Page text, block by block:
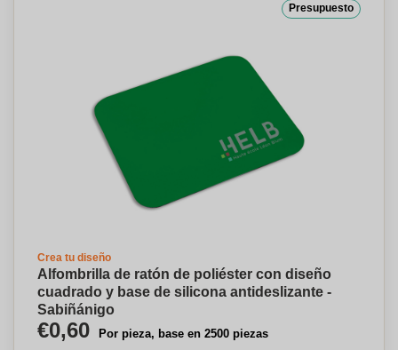
Presupuesto
Crea tu diseño
Alfombrilla de ratón de poliéster con diseño
cuadrado y base de silicona antideslizante -
Sabiñánigo
€0,60 Por pieza, base en 2500 piezas